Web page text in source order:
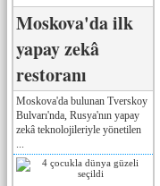
Moskova'da ilk
yapay zekâ
restoranı
Moskova'da bulunan Tverskoy
Bulvarı'nda, Rusya'nın yapay
zekâ teknolojileriyle yönetilen